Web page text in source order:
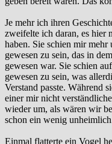
Je mehr ich ihren
zweifelte ich daran, es hier
haben. Sie schien mir
gewesen zu sein, das in
gewesen war. Sie schien
gewesen zu sein, was
Verstand passte. Während
einer mir nicht
wieder um, als wären wir
schon ein wenig
Einmal flatterte ein Vogel